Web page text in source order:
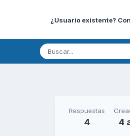
¿Usuario existente?
Respuestas
4 4